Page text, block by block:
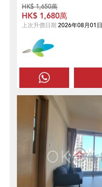
HK$ 1,650萬
HK$ 1,680萬
上次升價日期 2026年08月01日